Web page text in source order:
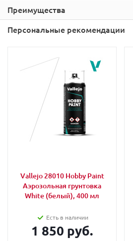
Преимущества
Персональные рекомендации
Vallejo 28010 Hobby Paint
Аэрозольная грунтовка
White (белый), 400 мл
Есть в наличии
1 850 руб.